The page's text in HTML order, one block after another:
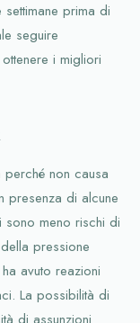
prima di
seguire
i migliori
perché non causa
presenza di alcune
sono meno rischi di
pressione
avuto reazioni
La possibilità di